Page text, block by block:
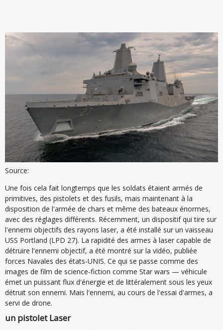
Source:
Une fois cela fait longtemps que les soldats étaient armés de
primitives, des pistolets et des fusils, mais maintenant à la
disposition de l'armée de chars et même des bateaux énormes,
avec des réglages différents. Récemment, un dispositif qui tire sur
l'ennemi objectifs des rayons laser, a été installé sur un vaisseau
USS Portland (LPD 27). La rapidité des armes à laser capable de
détruire l'ennemi objectif, a été montré sur la vidéo, publiée
forces Navales des états-UNIS. Ce qui se passe comme des
images de film de science-fiction comme Star wars — véhicule
émet un puissant flux d'énergie et de littéralement sous les yeux
détruit son ennemi. Mais l'ennemi, au cours de l'essai d'armes, a
servi de drone.
un pistolet Laser